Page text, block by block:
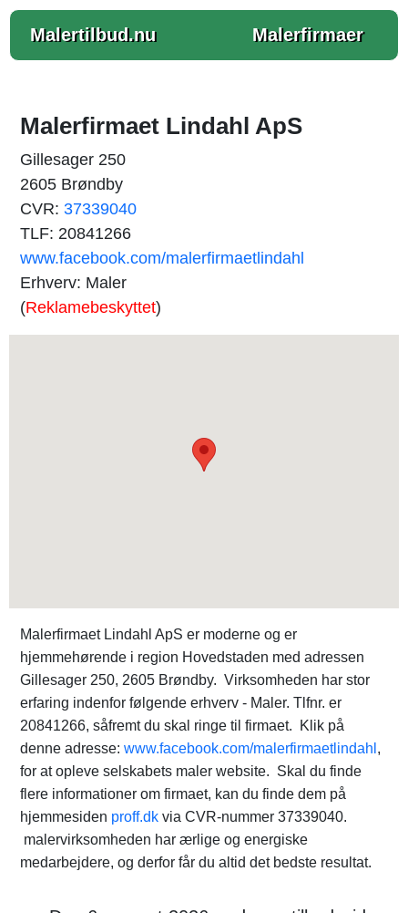
Malertilbud.nu Malerfirmaer
Malerfirmaet Lindahl ApS
Gillesager 250
2605 Brøndby
CVR: 37339040
TLF: 20841266
www.facebook.com/malerfirmaetlindahl
Erhverv: Maler
(Reklamebeskyttet)
Malerfirmaet Lindahl ApS er moderne og er
hjemmehørende i region Hovedstaden med adressen
Gillesager 250, 2605 Brøndby. Virksomheden har stor
erfaring indenfor følgende erhverv - Maler. Tlfnr. er
20841266, såfremt du skal ringe til firmaet. Klik på
denne adresse: www.facebook.com/malerfirmaetlindahl ,
for at opleve selskabets maler website. Skal du finde
flere informationer om firmaet, kan du finde dem på
hjemmesiden proff.dk via CVR-nummer 37339040.
malervirksomheden har ærlige og energiske
medarbejdere, og derfor får du altid det bedste resultat.